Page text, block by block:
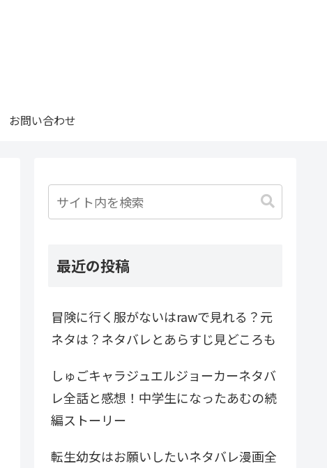
お問い合わせ
最近の投稿
冒険に行く服がないはrawで見れる？元
ネタは？ネタバレとあらすじ見どころも
しゅごキャラジュエルジョーカーネタバ
レ全話と感想！中学生になったあむの続
編ストーリー
転生幼女はお願いしたいネタバレ漫画全